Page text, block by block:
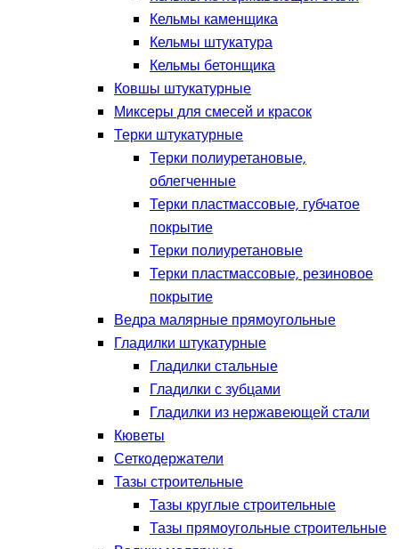
Кельмы каменщика
Кельмы штукатура
Кельмы бетонщика
Ковшы штукатурные
Миксеры для смесей и красок
Терки штукатурные
Терки полиуретановые,
облегченные
Терки пластмассовые, губчатое
покрытие
Терки полиуретановые
Терки пластмассовые, резиновое
покрытие
Ведра малярные прямоугольные
Гладилки штукатурные
Гладилки стальные
Гладилки с зубцами
Гладилки из нержавеющей стали
Кюветы
Сеткодержатели
Тазы строительные
Тазы круглые строительные
Тазы прямоугольные строительные